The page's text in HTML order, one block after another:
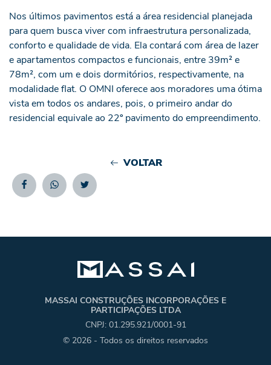
Nos últimos pavimentos está a área residencial planejada
para quem busca viver com infraestrutura personalizada,
conforto e qualidade de vida. Ela contará com área de lazer
e apartamentos compactos e funcionais, entre 39m² e
78m², com um e dois dormitórios, respectivamente, na
modalidade flat. O OMNI oferece aos moradores uma ótima
vista em todos os andares, pois, o primeiro andar do
residencial equivale ao 22º pavimento do empreendimento.
VOLTAR
FacebookWhatsappTwitter
MASSAI CONSTRUÇÕES INCORPORAÇÕES E
PARTICIPAÇÕES LTDA
CNPJ: 01.295.921/0001-91
© 2026 - Todos os direitos reservados